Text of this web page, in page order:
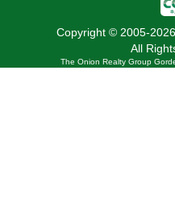
Copyright © 2005-
All
The Onion Realty Group